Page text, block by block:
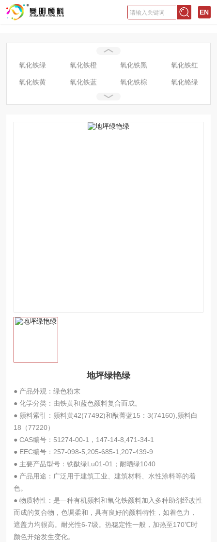
EN
氧化铁绿 氧化铁橙 氧化铁黑 氧化铁红
氧化铁黄 氧化铁蓝 氧化铁棕 氧化铬绿
地坪绿艳绿
● 产品外观：绿色粉末
● 化学分类：由铁黄和蓝色颜料复合而成。
● 颜料索引：颜料黄42(77492)和酞菁蓝15：3(74160),颜料白
18（77220）
● CAS编号：51274-00-1，147-14-8,471-34-1
● EEC编号：257-098-5,205-685-1,207-439-9
● 主要产品型号：铁酞绿Lu01-01；耐晒绿1040
● 产品用途：广泛用于建筑工业、建筑材料、水性涂料等的着
色。
● 物质特性：是一种有机颜料和氧化铁颜料加入多种助剂经改性
而成的复合物，色调柔和，具有良好的颜料特性，如着色力，
遮盖力均很高。耐光性6-7级。热稳定性一般，加热至170℃时
颜色开始发生变化。